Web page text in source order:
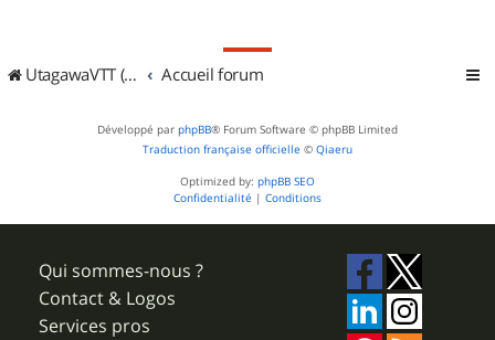
UtagawaVTT (Randos VTT et VTTAE avec traces GPS) Accueil forum
Développé par phpBB® Forum Software © phpBB Limited
Traduction française officielle © Qiaeru
Optimized by: phpBB SEO
Confidentialité | Conditions
Qui sommes-nous ?
Contact & Logos
Services pros